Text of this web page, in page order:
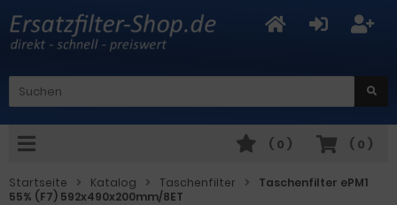
( 0 )
( 0 )
Startseite Katalog Taschenfilter
Taschenfilter ePM1
55% (F7) 592x490x200mm/8ET